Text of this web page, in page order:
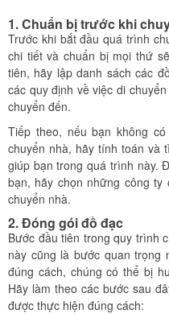
1. Chuẩn bị trước khi
Trước khi bắt đầu quá trình
chi tiết và chuẩn bị mọi thứ
tiên, hãy lập danh sách các
các quy định về việc di
chuyển đến.
Tiếp theo, nếu bạn không
chuyển nhà, hãy tính toán và
giúp bạn trong quá trình này.
bạn, hãy chọn những công
chuyển nhà.
2. Đóng gói đồ đạc
Bước đầu tiên trong quy trình
này cũng là bước quan trọng
đúng cách, chúng có thể bị
Hãy làm theo các bước sau
được thực hiện đúng cách: